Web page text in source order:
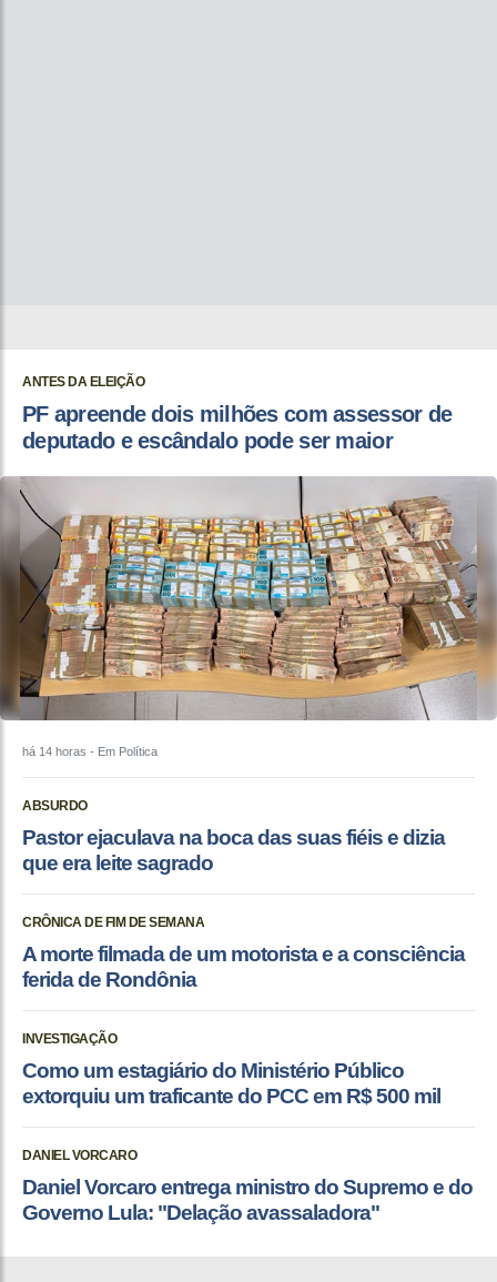
ANTES DA ELEIÇÃO
PF apreende dois milhões com assessor de
deputado e escândalo pode ser maior
há 14 horas - Em Política
ABSURDO
Pastor ejaculava na boca das suas fiéis e dizia
que era leite sagrado
CRÔNICA DE FIM DE SEMANA
A morte filmada de um motorista e a consciência
ferida de Rondônia
INVESTIGAÇÃO
Como um estagiário do Ministério Público
extorquiu um traficante do PCC em R$ 500 mil
DANIEL VORCARO
Daniel Vorcaro entrega ministro do Supremo e do
Governo Lula: "Delação avassaladora"